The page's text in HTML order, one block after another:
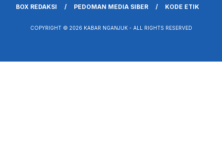
BOX REDAKSI PEDOMAN MEDIA SIBER KODE ETIK
COPYRIGHT © 2026 KABAR NGANJUK - ALL RIGHTS RESERVED